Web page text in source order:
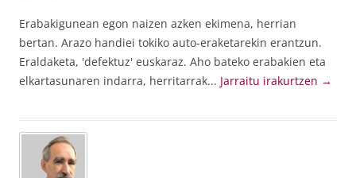
Erabakigunean egon naizen azken ekimena, herrian
bertan. Arazo handiei tokiko auto-eraketarekin erantzun.
Eraldaketa, 'defektuz' euskaraz. Aho bateko erabakien eta
elkartasunaren indarra, herritarrak... Jarraitu irakurtzen →